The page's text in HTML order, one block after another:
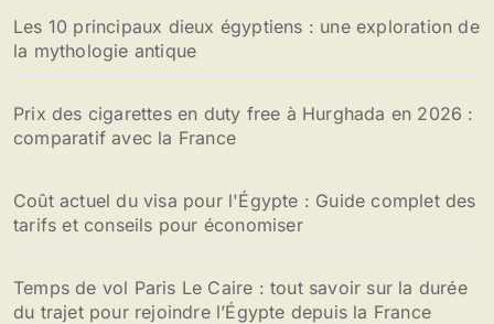
Les 10 principaux dieux égyptiens : une exploration de
la mythologie antique
Prix des cigarettes en duty free à Hurghada en 2026 :
comparatif avec la France
Coût actuel du visa pour l'Égypte : Guide complet des
tarifs et conseils pour économiser
Temps de vol Paris Le Caire : tout savoir sur la durée
du trajet pour rejoindre l’Égypte depuis la France